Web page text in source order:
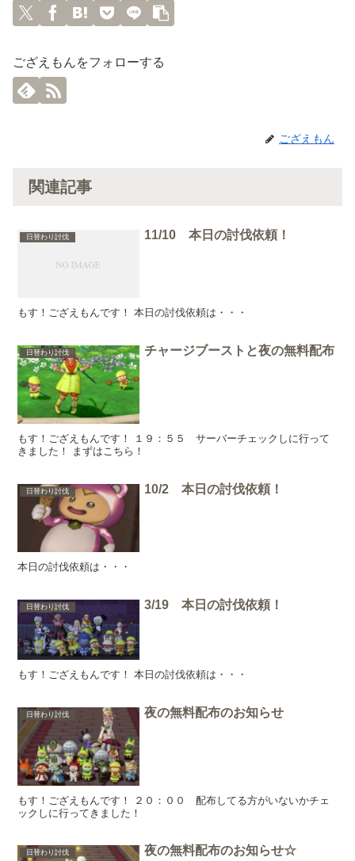
ござえもんをフォローする
ござえもん
関連記事
日替わり討伐 11/10 本日の討伐依頼！
もす！ござえもんです！ 本日の討伐依頼は・・・
日替わり討伐 チャージブーストと夜の無料配布
もす！ござえもんです！ １９：５５ サーバーチェックしに行って
きました！ まずはこちら！
日替わり討伐 10/2 本日の討伐依頼！
本日の討伐依頼は・・・
日替わり討伐 3/19 本日の討伐依頼！
もす！ござえもんです！ 本日の討伐依頼は・・・
日替わり討伐 夜の無料配布のお知らせ
もす！ござえもんです！ ２０：００ 配布してる方がいないかチェ
ックしに行ってきました！
日替わり討伐 夜の無料配布のお知らせ☆